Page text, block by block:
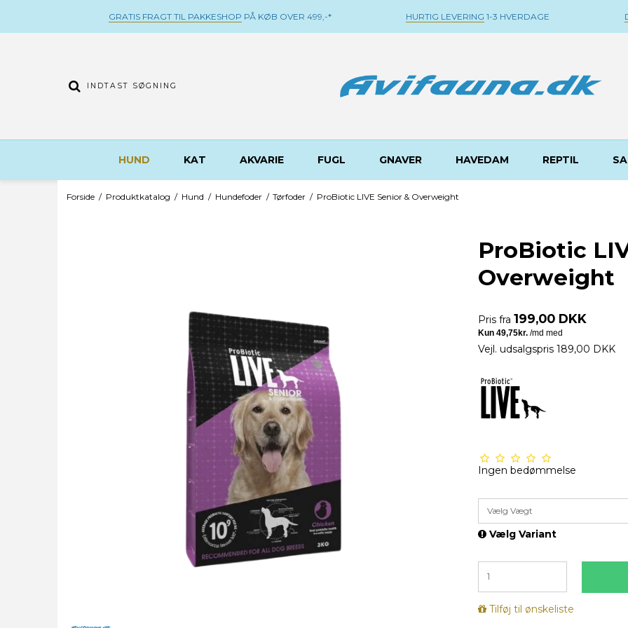
GRATIS FRAGT TIL PAKKESHOP PÅ KØB OVER 499,-* HURTIG LEVERING 1-3 HVERDAGE
HUND KAT AKVARIE FUGL GNAVER HAVEDAM REPTIL
Forside / Produktkatalog / Hund / Hundefoder / Tørfoder / ProBiotic LIVE Senior & Overweight
ProBiotic
Overweight
Pris fra 199,00 DKK
Vejl. udsalgspris 189,00 DKK
Ingen bedømmelse
Vælg Vægt
Vælg Variant
Tilføj til ønskeliste